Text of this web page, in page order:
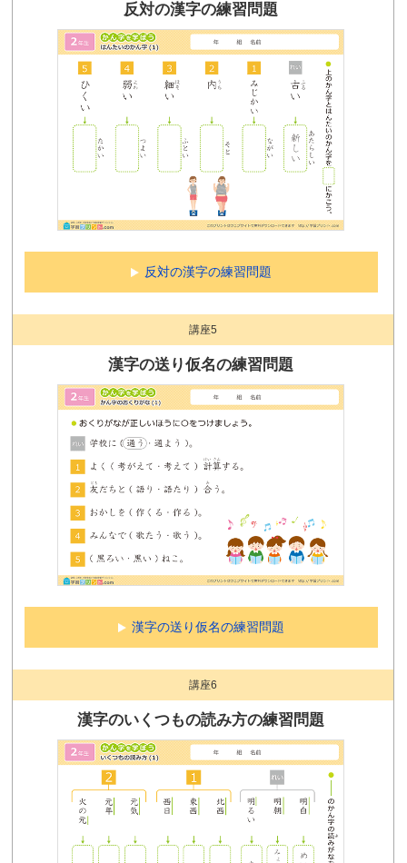
反対の漢字の練習問題
反対の漢字の練習問題
講座5
漢字の送り仮名の練習問題
漢字の送り仮名の練習問題
講座6
漢字のいくつもの読み方の練習問題